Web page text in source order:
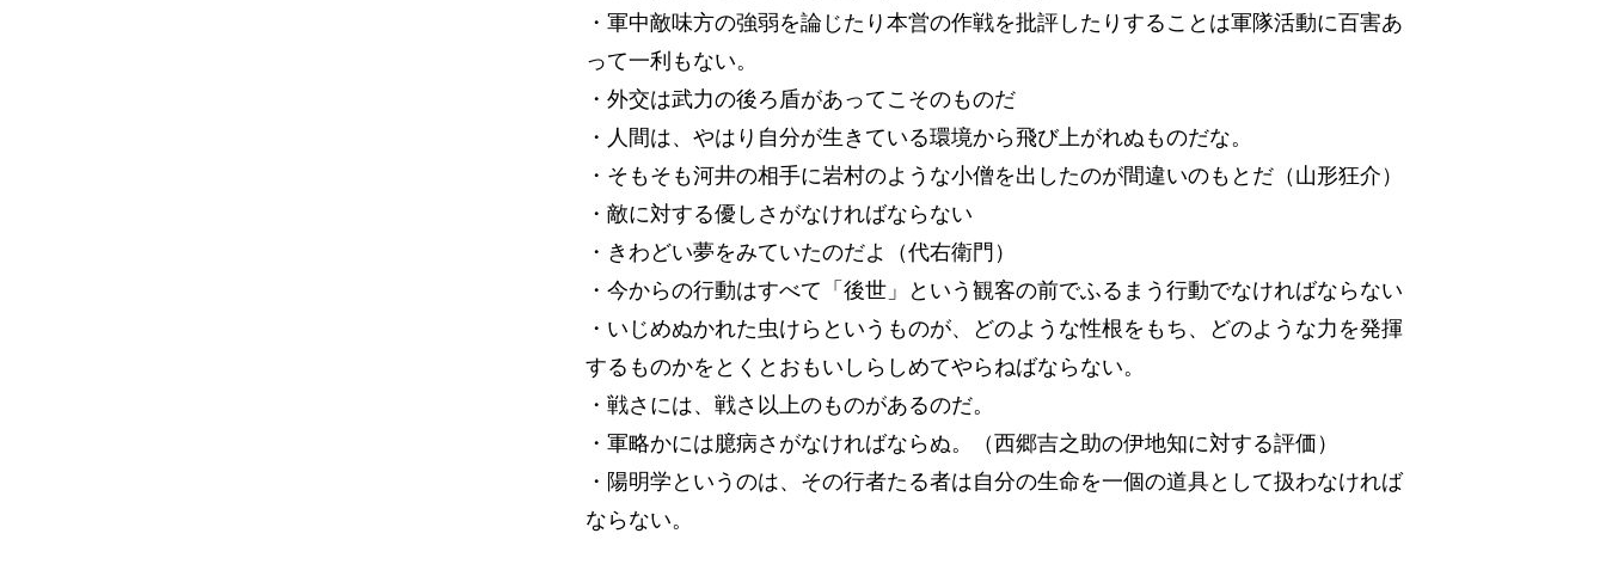
・軍中敵味方の強弱を論じたり本営の作戦を批評したりすることは軍隊活動に百害あ
って一利もない。
・外交は武力の後ろ盾があってこそのものだ
・人間は、やはり自分が生きている環境から飛び上がれぬものだな。
・そもそも河井の相手に岩村のような小僧を出したのが間違いのもとだ（山形狂介）
・敵に対する優しさがなければならない
・きわどい夢をみていたのだよ（代右衛門）
・今からの行動はすべて「後世」という観客の前でふるまう行動でなければならない
・いじめぬかれた虫けらというものが、どのような性根をもち、どのような力を発揮
するものかをとくとおもいしらしめてやらねばならない。
・戦さには、戦さ以上のものがあるのだ。
・軍略かには臆病さがなければならぬ。（西郷吉之助の伊地知に対する評価）
・陽明学というのは、その行者たる者は自分の生命を一個の道具として扱わなければ
ならない。